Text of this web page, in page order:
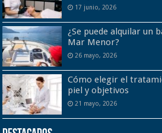
17 junio, 2026
¿Se puede alquilar un
Mar Menor?
26 mayo, 2026
Cómo elegir el
piel y objetivos
21 mayo, 2026